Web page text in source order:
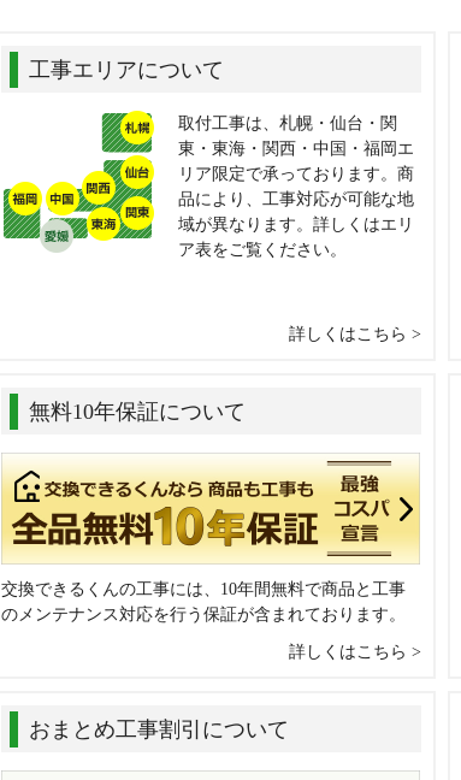
工事エリアについて
取付工事は、札幌・仙台・関
東・東海・関西・中国・福岡エ
リア限定で承っております。商
品により、工事対応が可能な地
域が異なります。詳しくはエリ
ア表をご覧ください。
詳しくはこちら
無料10年保証について
交換できるくんの工事には、10年間無料で商品と工事
のメンテナンス対応を行う保証が含まれております。
詳しくはこちら
おまとめ工事割引について